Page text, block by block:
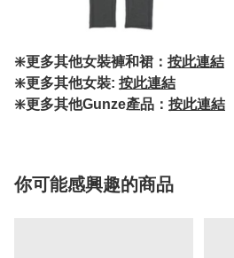
❇️更多其他女裝褲和裙： 按此連結
❇️更多其他女裝: 按此連結
❇️更多其他Gunze產品： 按此連結
你可能感興趣的商品